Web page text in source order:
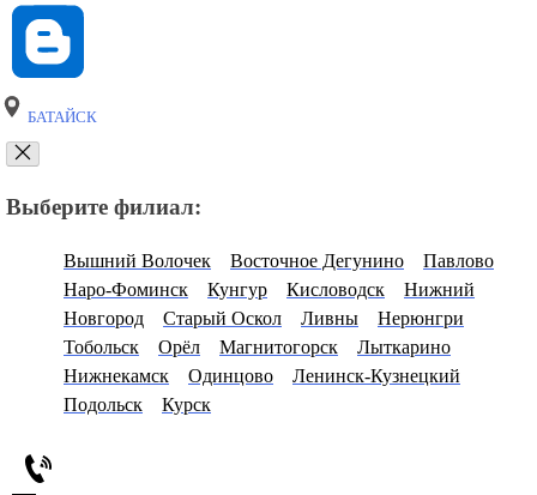
БАТАЙСК
Выберите филиал:
Вышний Волочек Восточное Дегунино
Павлово
Наро-Фоминск
Кунгур Кисловодск
Нижний
Новгород
Старый Оскол Ливны
Нерюнгри
Тобольск
Орёл Магнитогорск
Лыткарино
Нижнекамск
Одинцово
Ленинск-Кузнецкий
Подольск
Курск